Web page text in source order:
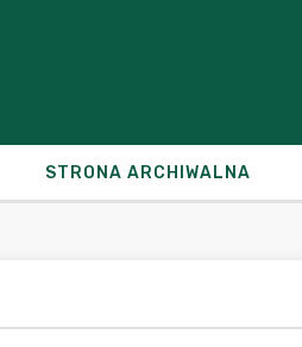
STRONA ARCHIWALNA